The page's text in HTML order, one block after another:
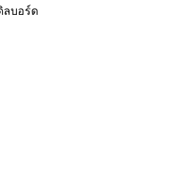
ลบอร์ด